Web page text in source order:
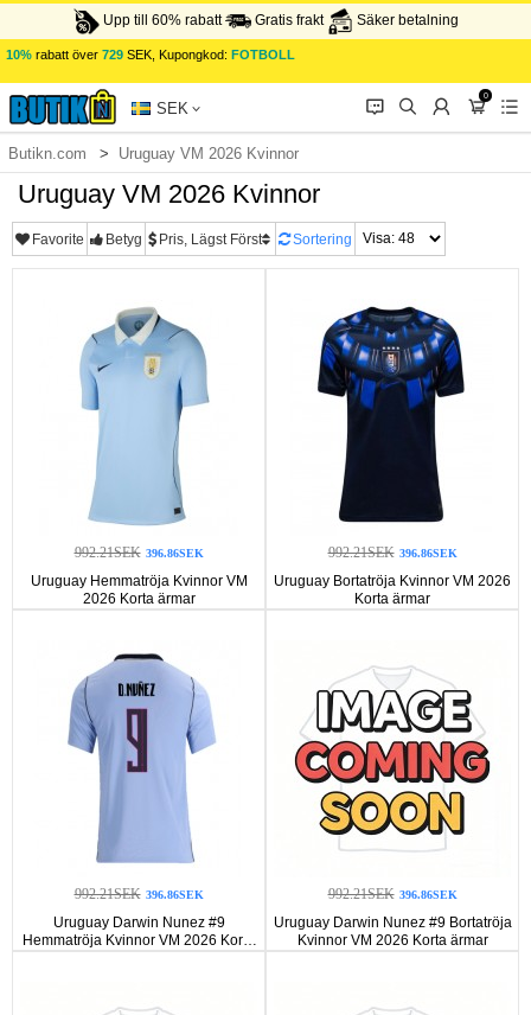
Upp till 60% rabatt Gratis frakt Säker betalning
10% rabatt över 729 SEK, Kupongkod: FOTBOLL
SEK 󰂱 󰂨 󰃳
0
󰃦 󰃖
Butikn.com Uruguay VM 2026 Kvinnor
Uruguay VM 2026 Kvinnor
Favorite Betyg Pris, Lägst Först Sortering
992.21SEK 396.86SEK
Uruguay Hemmatröja Kvinnor VM
2026 Korta ärmar
992.21SEK 396.86SEK
Uruguay Bortatröja Kvinnor VM 2026
Korta ärmar
992.21SEK 396.86SEK
Uruguay Darwin Nunez #9
Hemmatröja Kvinnor VM 2026 Korta
ärmar
992.21SEK 396.86SEK
Uruguay Darwin Nunez #9 Bortatröja
Kvinnor VM 2026 Korta ärmar